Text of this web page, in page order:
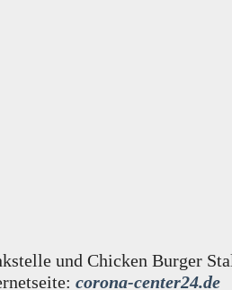
und Chicken Burger
corona-center24.de